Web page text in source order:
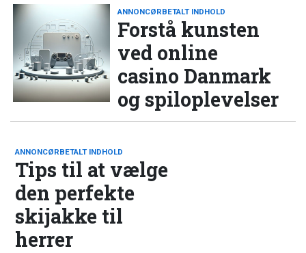
ANNONCØRBETALT INDHOLD
Forstå kunsten
ved online
casino Danmark
og spiloplevelser
ANNONCØRBETALT INDHOLD
Tips til at vælge
den perfekte
skijakke til
herrer